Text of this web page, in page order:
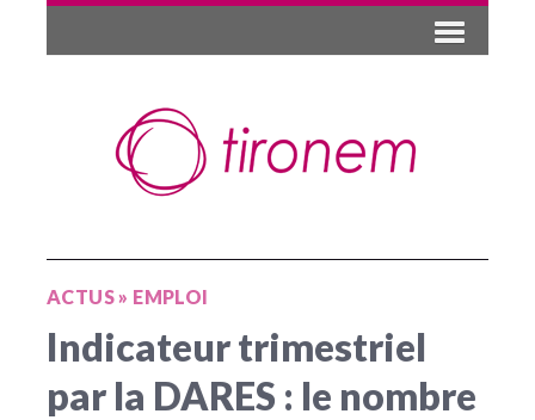
ACTUS» EMPLOI
Indicateur trimestriel
par la DARES : le nombre